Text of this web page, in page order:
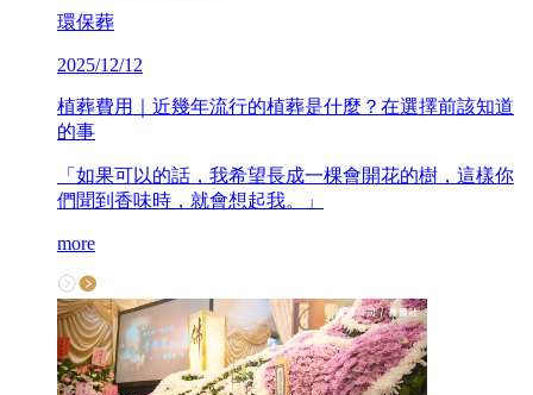
環保葬
2025/12/12
植葬費用｜近幾年流行的植葬是什麼？在選擇前該知道
的事
「如果可以的話，我希望長成一棵會開花的樹，這樣你
們聞到香味時，就會想起我。」
more